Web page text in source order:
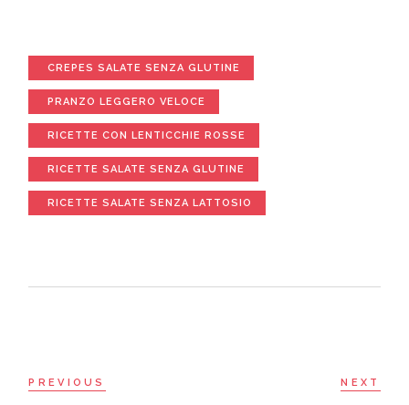
CREPES SALATE SENZA GLUTINE
PRANZO LEGGERO VELOCE
RICETTE CON LENTICCHIE ROSSE
RICETTE SALATE SENZA GLUTINE
RICETTE SALATE SENZA LATTOSIO
PREVIOUS NEXT